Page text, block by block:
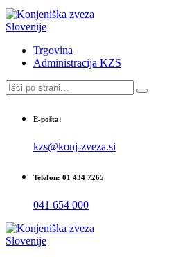
Trgovina
Administracija KZS
E-pošta:
kzs@konj-zveza.si
Telefon: 01 434 7265
041 654 000